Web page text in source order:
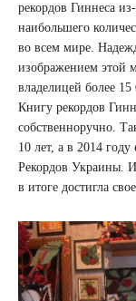
рекордов Гиннеса
наибольшего
во всем мире.
изображением этой
владелицей более
Книгу рекордов
собственноручно.
10 лет, а в 2014 году
Рекордов Украины. И
в итоге достигла